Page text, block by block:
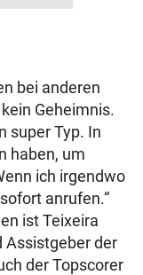
bei anderen
Geheimnis.
super Typ. In
haben, um
ich irgendwo
anrufen.“
ist Teixeira
Assistgeber der
der Topscorer